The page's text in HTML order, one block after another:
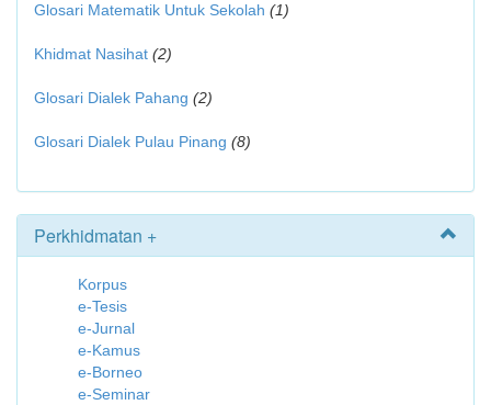
Glosari Matematik Untuk Sekolah (1)
Khidmat Nasihat (2)
Glosari Dialek Pahang (2)
Glosari Dialek Pulau Pinang (8)
Perkhidmatan +
Korpus
e-Tesis
e-Jurnal
e-Kamus
e-Borneo
e-Seminar